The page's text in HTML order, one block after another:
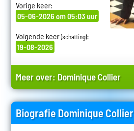
Vorige keer:
05-06-2026 om 05:03 uur
Volgende keer(schatting):
19-08-2026
Meer over: Dominique Collier
Biografie Dominique Collier